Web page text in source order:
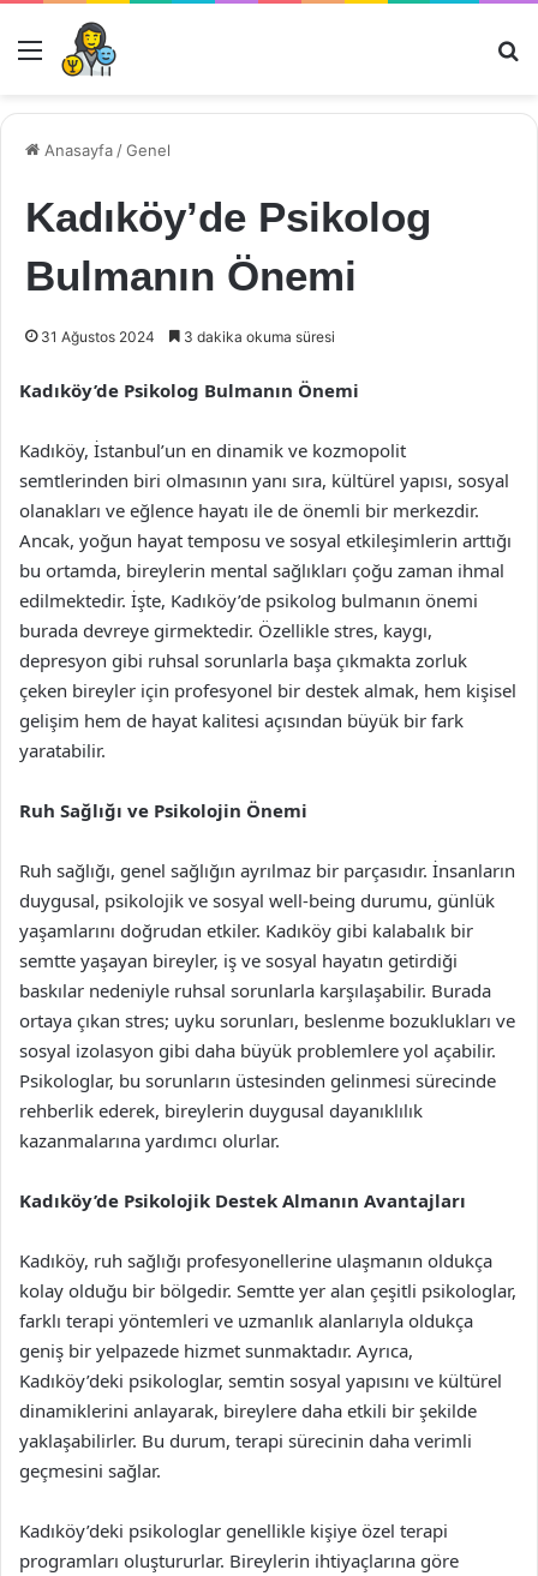
Menü
Anasayfa /Genel
Kadıköy’de Psikolog
Bulmanın Önemi
31 Ağustos 2024 3 dakika okuma süresi
Kadıköy’de Psikolog Bulmanın Önemi
Kadıköy, İstanbul’un en dinamik ve kozmopolit
semtlerinden biri olmasının yanı sıra, kültürel yapısı, sosyal
olanakları ve eğlence hayatı ile de önemli bir merkezdir.
Ancak, yoğun hayat temposu ve sosyal etkileşimlerin arttığı
bu ortamda, bireylerin mental sağlıkları çoğu zaman ihmal
edilmektedir. İşte, Kadıköy’de psikolog bulmanın önemi
burada devreye girmektedir. Özellikle stres, kaygı,
depresyon gibi ruhsal sorunlarla başa çıkmakta zorluk
çeken bireyler için profesyonel bir destek almak, hem kişisel
gelişim hem de hayat kalitesi açısından büyük bir fark
yaratabilir.
Ruh Sağlığı ve Psikolojin Önemi
Ruh sağlığı, genel sağlığın ayrılmaz bir parçasıdır. İnsanların
duygusal, psikolojik ve sosyal well-being durumu, günlük
yaşamlarını doğrudan etkiler. Kadıköy gibi kalabalık bir
semtte yaşayan bireyler, iş ve sosyal hayatın getirdiği
baskılar nedeniyle ruhsal sorunlarla karşılaşabilir. Burada
ortaya çıkan stres; uyku sorunları, beslenme bozuklukları ve
sosyal izolasyon gibi daha büyük problemlere yol açabilir.
Psikologlar, bu sorunların üstesinden gelinmesi sürecinde
rehberlik ederek, bireylerin duygusal dayanıklılık
kazanmalarına yardımcı olurlar.
Kadıköy’de Psikolojik Destek Almanın Avantajları
Kadıköy, ruh sağlığı profesyonellerine ulaşmanın oldukça
kolay olduğu bir bölgedir. Semtte yer alan çeşitli psikologlar,
farklı terapi yöntemleri ve uzmanlık alanlarıyla oldukça
geniş bir yelpazede hizmet sunmaktadır. Ayrıca,
Kadıköy’deki psikologlar, semtin sosyal yapısını ve kültürel
dinamiklerini anlayarak, bireylere daha etkili bir şekilde
yaklaşabilirler. Bu durum, terapi sürecinin daha verimli
geçmesini sağlar.
Kadıköy’deki psikologlar genellikle kişiye özel terapi
programları oluştururlar. Bireylerin ihtiyaçlarına göre